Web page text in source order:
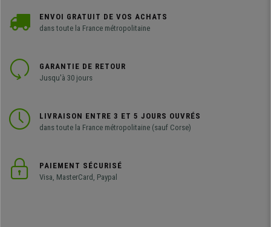
ENVOI GRATUIT DE VOS ACHATS
dans toute la France métropolitaine
GARANTIE DE RETOUR
Jusqu'à 30 jours
LIVRAISON ENTRE 3 ET 5 JOURS OUVRÉS
dans toute la France métropolitaine (sauf Corse)
PAIEMENT SÉCURISÉ
Visa, MasterCard, Paypal